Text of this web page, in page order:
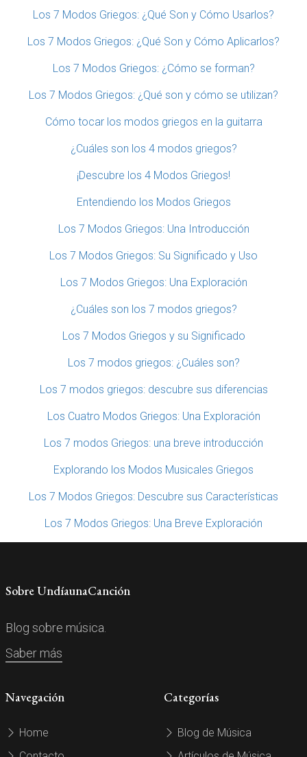
Los 7 Modos Griegos: ¿Qué Son y Cómo Usarlos?
Los 7 Modos Griegos: ¿Qué Son y Cómo Aplicarlos?
Los 7 Modos Griegos: ¿Cómo se forman?
Los 7 Modos Griegos: ¿Qué son y cómo se utilizan?
Cómo tocar los modos griegos en la guitarra
¿Cuáles son los 4 modos griegos?
¡Descubre los 4 Modos Griegos!
Entendiendo los Modos Griegos
Los 7 Modos Griegos: Una Introducción
Los 7 Modos Griegos: Su Significado y Uso
Los 7 Modos Griegos: Una Exploración
¿Cuáles son los 7 modos griegos?
Los 7 Modos Griegos y su Significado
Los 7 modos griegos: ¿Cuáles son?
Los 7 modos griegos: descubre sus diferencias
Los Cuatro Modos Griegos: Una Exploración
Los 7 modos Griegos: una breve introducción
Explorando los Modos Musicales Griegos
Los 7 Modos Griegos: Descubre sus Características
Los 7 Modos Griegos: Una Breve Exploración
Sobre UndíaunaCanción
Blog sobre música.
Saber más
Navegación
Home
Categorías
Blog de Música